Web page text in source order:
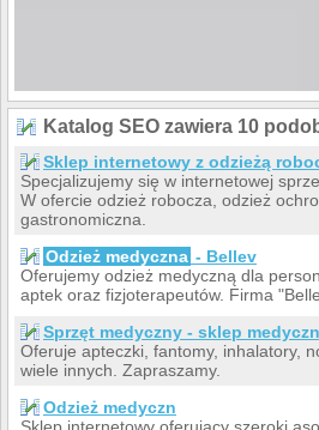
Katalog SEO zawiera 10
Sklep internetowy z odzieżą
Specjalizujemy się w internetowej
W ofercie odzież robocza, odzież
gastronomiczna.
Odzież medyczna - Bellev
Oferujemy odzież medyczną dla
aptek oraz fizjoterapeutów. Firma
Sprzęt medyczny - sklep
Oferuje apteczki, fantomy, inhalatory,
wiele innych. Zapraszamy.
Odzież medyczn